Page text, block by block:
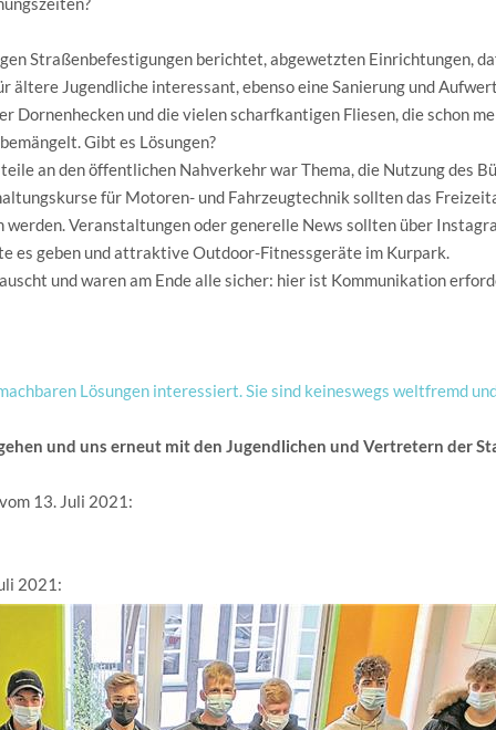
Straßenbefestigungen berichtet, abgewetzten Einrichtungen,
Jugendliche interessant, ebenso eine Sanierung und
Dornenhecken und die vielen scharfkantigen Fliesen, die schon
Gibt es Lösungen?
an den öffentlichen Nahverkehr war Thema, die Nutzung des
für Motoren- und Fahrzeugtechnik sollten das
Veranstaltungen oder generelle News sollten über
es geben und attraktive Outdoor-Fitnessgeräte im Kurpark.
und waren am Ende alle sicher: hier ist Kommunikation
Lösungen interessiert. Sie sind keineswegs weltfremd
und uns erneut mit den Jugendlichen und Vertretern der
13. Juli 2021:
2021: